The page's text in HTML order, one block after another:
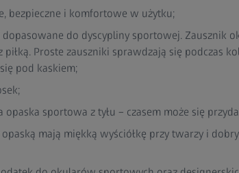
bezpieczne i komfortowe w użytku;
dopasowane do dyscypliny sportowej. Zausznik
piłką. Proste zauszniki sprawdzają się podczas
pod kaskiem;
opaska sportowa z tyłu – czasem może się
opaską mają miękką wyściółkę przy twarzy i